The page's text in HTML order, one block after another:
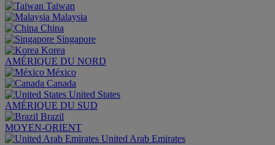
Taiwan
Malaysia
China
Singapore
Korea
AMÉRIQUE DU NORD
México
Canada
United States
AMÉRIQUE DU SUD
Brazil
MOYEN-ORIENT
United Arab Emirates